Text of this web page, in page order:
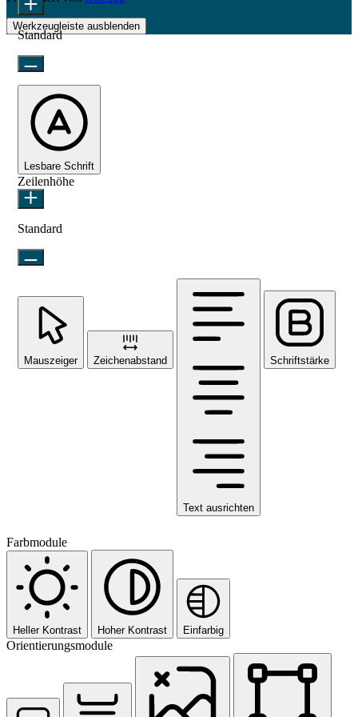
Werkzeugleiste ausblenden
Standard
Lesbare Schrift
Zeilenhöhe
Standard
Mauszeiger Zeichenabstand
Text ausrichten
Schriftstärke
Farbmodule
Heller Kontrast Hoher Kontrast Einfarbig
Orientierungsmodule